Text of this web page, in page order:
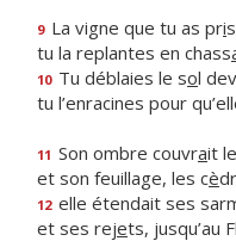
9 La vigne que tu as pri
tu la replantes en chass
10 Tu déblaies le sol
tu l’enracines pour
11 Son ombre couvrait
et son feuillage, les cè
12 elle étendait ses
et ses rejets, jusqu’au